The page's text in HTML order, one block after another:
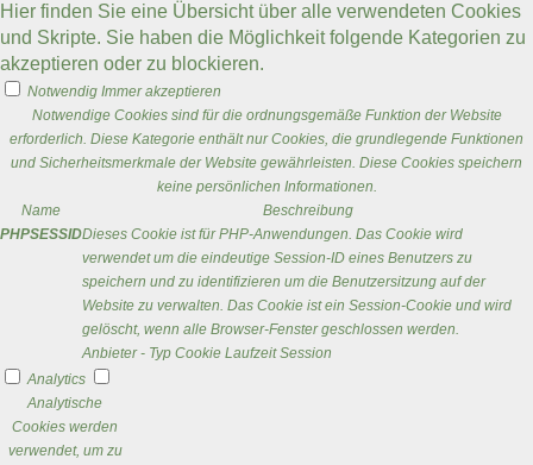
Hier finden Sie eine Übersicht über alle verwendeten Cookies
und Skripte. Sie haben die Möglichkeit folgende Kategorien zu
akzeptieren oder zu blockieren.
Notwendig Immer akzeptieren
Notwendige Cookies sind für die ordnungsgemäße Funktion der Website
erforderlich. Diese Kategorie enthält nur Cookies, die grundlegende Funktionen
und Sicherheitsmerkmale der Website gewährleisten. Diese Cookies speichern
keine persönlichen Informationen.
Name
Beschreibung
PHPSESSIDDieses Cookie ist für PHP-Anwendungen. Das Cookie wird
verwendet um die eindeutige Session-ID eines Benutzers zu
speichern und zu identifizieren um die Benutzersitzung auf der
Website zu verwalten. Das Cookie ist ein Session-Cookie und wird
gelöscht, wenn alle Browser-Fenster geschlossen werden.
Anbieter - Typ Cookie Laufzeit Session
Analytics
Analytische
Cookies werden
verwendet, um zu